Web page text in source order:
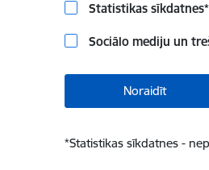
Statistikas sīkdatnes*
Sociālo mediju un
Noraidīt
*Statistikas sīkdatnes -